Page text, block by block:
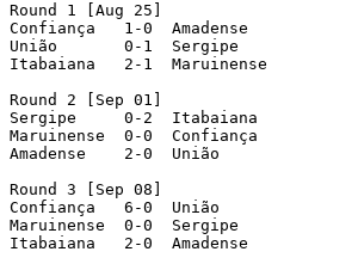
Round 1 [Aug 25]
Confiança   1-0  Amadense
União       0-1  Sergipe
Itabaiana   2-1  Maruinense
Round 2 [Sep 01]
Sergipe     0-2  Itabaiana
Maruinense  0-0  Confiança
Amadense    2-0  União
Round 3 [Sep 08]
Confiança   6-0  União
Maruinense  0-0  Sergipe
Itabaiana   2-0  Amadense